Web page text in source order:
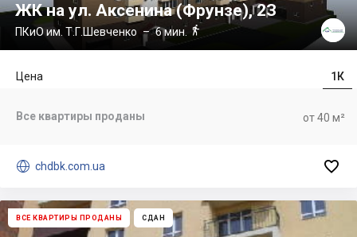
ЖК на ул. Аксенина (Фрунзе), 2З
ПКиО им. Т.Г.Шевченко – 6 мин. 
1К
Цена
от 40 м²
Все квартиры проданы
 chdbk.com.ua 
ВСЕ КВАРТИРЫ ПРОДАНЫ СДАН